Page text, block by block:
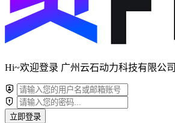
Hi~欢迎登录 广州云石动力科技有限公司
立即登录